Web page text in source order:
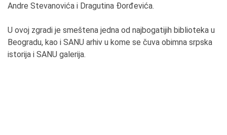
Andre Stevanovića i Dragutina Đorđevića.
U ovoj zgradi je smeštena jedna od najbogatijih biblioteka u
Beogradu, kao i SANU arhiv u kome se čuva obimna srpska
istorija i SANU galerija.